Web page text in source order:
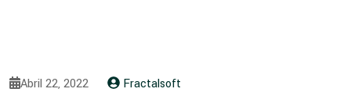
Abril 22, 2022 Fractalsoft